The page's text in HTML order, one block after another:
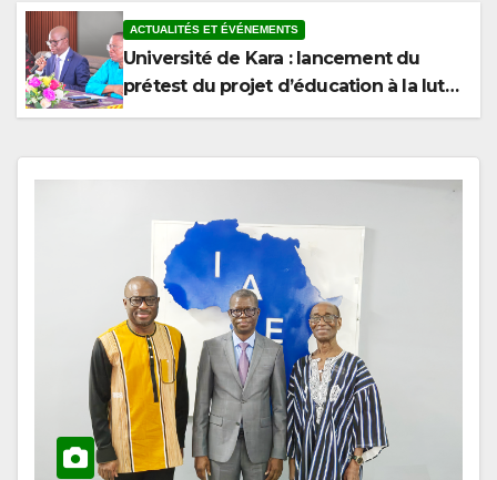
ACTUALITÉS ET ÉVÉNEMENTS
Université de Kara : lancement du
prétest du projet d’éducation à la lutte
contre la corruption